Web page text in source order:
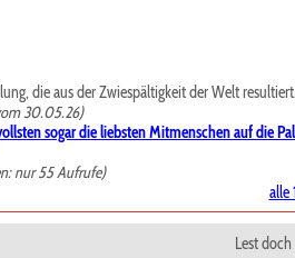
die aus der Zwiespältigkeit der Welt
30.05.26)
sogar die liebsten Mitmenschen auf die
nur 55 Aufrufe)
alle
Lest